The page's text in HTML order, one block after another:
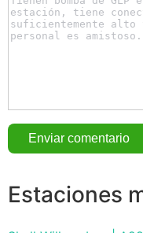
Estaciones